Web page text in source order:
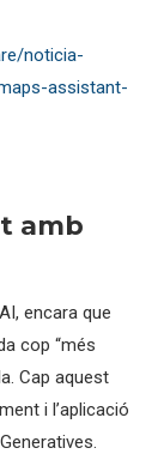
noticia-
assistant-
amb
encara que
cop “més
Cap aquest
i l’aplicació